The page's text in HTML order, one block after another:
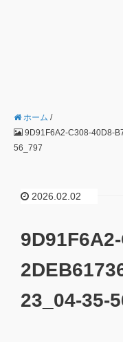
ホーム /
9D91F6A2-C308-40D8-
56_797
2026.02.02
23_04-35-